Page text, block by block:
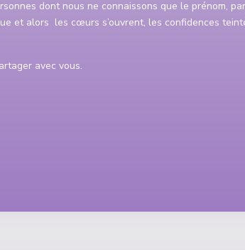
dont nous ne connaissons que le prénom,
et alors les cœurs s’ouvrent, les confidences
avec vous.